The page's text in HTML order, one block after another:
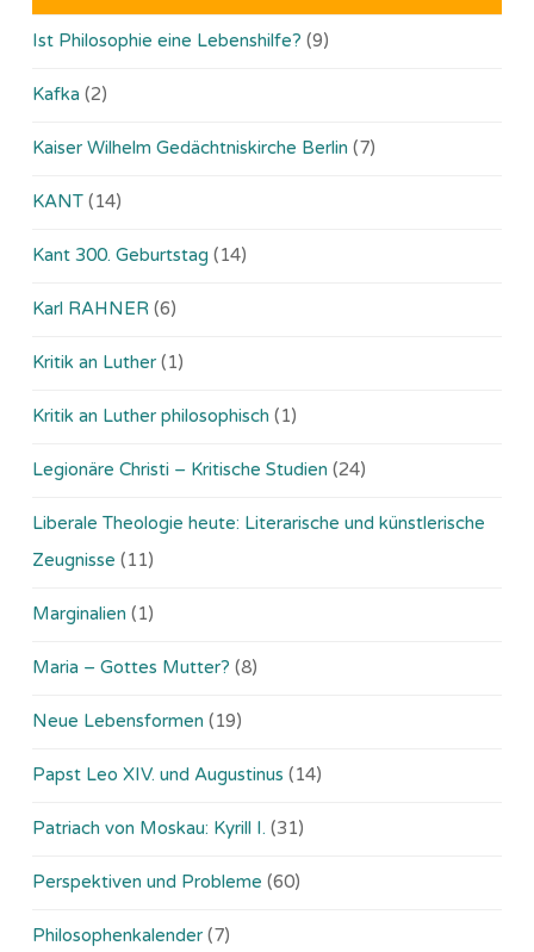
Ist Philosophie eine Lebenshilfe? (9)
Kafka (2)
Kaiser Wilhelm Gedächtniskirche Berlin (7)
KANT (14)
Kant 300. Geburtstag (14)
Karl RAHNER (6)
Kritik an Luther (1)
Kritik an Luther philosophisch (1)
Legionäre Christi – Kritische Studien (24)
Liberale Theologie heute: Literarische und künstlerische
Zeugnisse (11)
Marginalien (1)
Maria – Gottes Mutter? (8)
Neue Lebensformen (19)
Papst Leo XIV. und Augustinus (14)
Patriach von Moskau: Kyrill I. (31)
Perspektiven und Probleme (60)
Philosophenkalender (7)